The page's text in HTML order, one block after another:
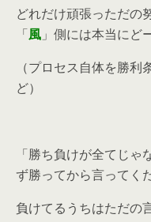
どれだけ頑張っただの
「風 」側には本当にど
（プロセス自体を勝
ど）
「勝ち負けが全てじ
ず勝ってから言ってく
負けてるうちはただの